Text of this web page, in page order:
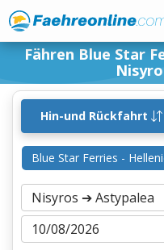
Fähren Blue Star
Hin-und Rückfahrt
Blue Star Ferries -